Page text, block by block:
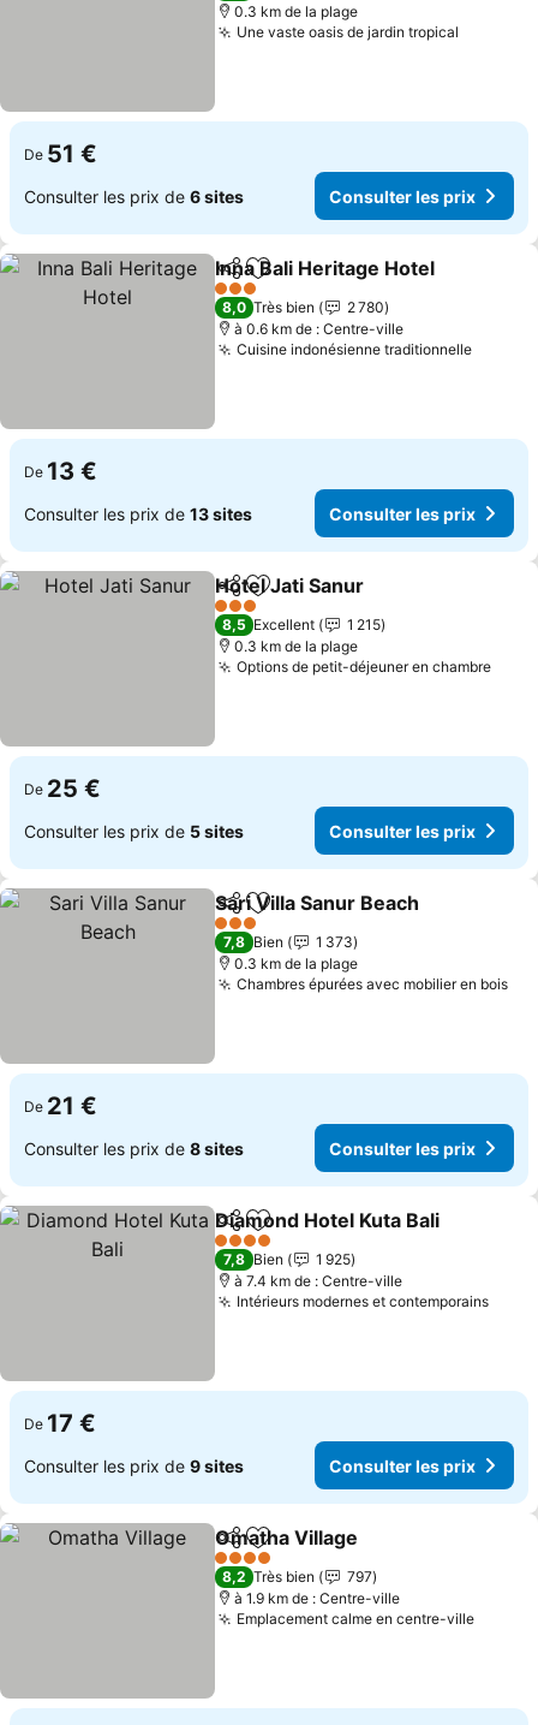
0.3 km de la plage
Une vaste oasis de jardin tropical
De 51 €
Consulter les prix de 6 sites Consulter les prix
PartagerAjouter à mes favoris
Inna Bali Heritage Hotel
3 Étoiles
8,0 Très bien
2 780
à 0.6 km de : Centre-ville
Cuisine indonésienne traditionnelle
De 13 €
Consulter les prix de 13 sites Consulter les prix
PartagerAjouter à mes favoris
Hotel Jati Sanur
3 Étoiles
8,5 Excellent
1 215
0.3 km de la plage
Options de petit-déjeuner en chambre
De 25 €
Consulter les prix de 5 sites Consulter les prix
PartagerAjouter à mes favoris
Sari Villa Sanur Beach
3 Étoiles
7,8 Bien
1 373
0.3 km de la plage
Chambres épurées avec mobilier en bois
De 21 €
Consulter les prix de 8 sites Consulter les prix
PartagerAjouter à mes favoris
Diamond Hotel Kuta Bali
4 Étoiles
7,8 Bien
1 925
à 7.4 km de : Centre-ville
Intérieurs modernes et contemporains
De 17 €
Consulter les prix de 9 sites Consulter les prix
PartagerAjouter à mes favoris
Omatha Village
4 Étoiles
8,2 Très bien
797
à 1.9 km de : Centre-ville
Emplacement calme en centre-ville